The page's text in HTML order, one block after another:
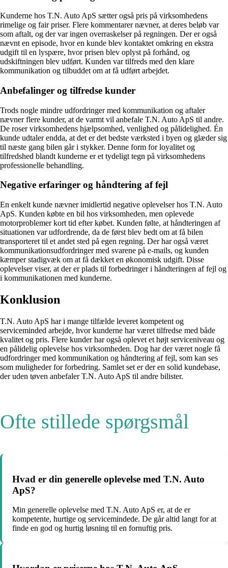
Kunderne hos T.N. Auto ApS sætter også pris på virksomhedens
rimelige og fair priser. Flere kommentarer nævner, at deres beløb var
som aftalt, og der var ingen overraskelser på regningen. Der er også
nævnt en episode, hvor en kunde blev kontaktet omkring en ekstra
udgift til en lyspære, hvor prisen blev oplyst på forhånd, og
udskiftningen blev udført. Kunden var tilfreds med den klare
kommunikation og tilbuddet om at få udført arbejdet.
Anbefalinger og tilfredse kunder
Trods nogle mindre udfordringer med kommunikation og aftaler
nævner flere kunder, at de varmt vil anbefale T.N. Auto ApS til andre.
De roser virksomhedens hjælpsomhed, venlighed og pålidelighed. Én
kunde udtaler endda, at det er det bedste værksted i byen og glæder sig
til næste gang bilen går i stykker. Denne form for loyalitet og
tilfredshed blandt kunderne er et tydeligt tegn på virksomhedens
professionelle behandling.
Negative erfaringer og håndtering af fejl
En enkelt kunde nævner imidlertid negative oplevelser hos T.N. Auto
ApS. Kunden købte en bil hos virksomheden, men oplevede
motorproblemer kort tid efter købet. Kunden følte, at håndteringen af
situationen var udfordrende, da de først blev bedt om at få bilen
transporteret til et andet sted på egen regning. Der har også været
kommunikationsudfordringer med svarene på e-mails, og kunden
kæmper stadigvæk om at få dækket en økonomisk udgift. Disse
oplevelser viser, at der er plads til forbedringer i håndteringen af fejl og
i kommunikationen med kunderne.
Konklusion
T.N. Auto ApS har i mange tilfælde leveret kompetent og
serviceminded arbejde, hvor kunderne har været tilfredse med både
kvalitet og pris. Flere kunder har også oplevet et højt serviceniveau og
en pålidelig oplevelse hos virksomheden. Dog har der været nogle få
udfordringer med kommunikation og håndtering af fejl, som kan ses
som muligheder for forbedring. Samlet set er der en solid kundebase,
der uden tøven anbefaler T.N. Auto ApS til andre bilister.
Ofte stillede spørgsmål
Hvad er din generelle oplevelse med T.N. Auto
ApS?
Min generelle oplevelse med T.N. Auto ApS er, at de er
kompetente, hurtige og servicemindede. De går altid langt for at
finde en god og hurtig løsning til en fornuftig pris.